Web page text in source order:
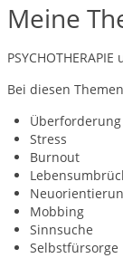
Meine
PSYCHOTHERAPIE
Bei diesen
Überforderung
Stress
Burnout
Mobbing
Sinnsuche
Selbstfürsorge